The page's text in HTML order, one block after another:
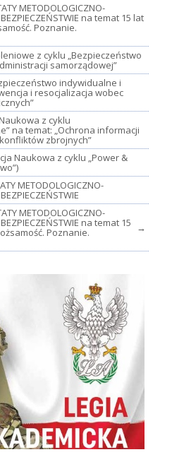
METODOLOGICZNO-
na temat 15 lat
Poznanie.
z cyklu „Bezpieczeństwo
samorządowej”
indywidualne i
i resocjalizacja wobec
z cyklu
na temat: „Ochrona informacji
zbrojnych”
Naukowa z cyklu „Power &
METODOLOGICZNO-
METODOLOGICZNO-
na temat 15
Poznanie. →